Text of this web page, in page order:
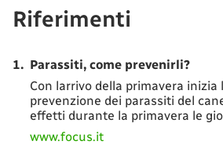
Riferimenti
1. Parassiti, come prevenirli?
Con larrivo della primavera inizia
prevenzione dei parassiti del
effetti durante la primavera le
www.focus.it